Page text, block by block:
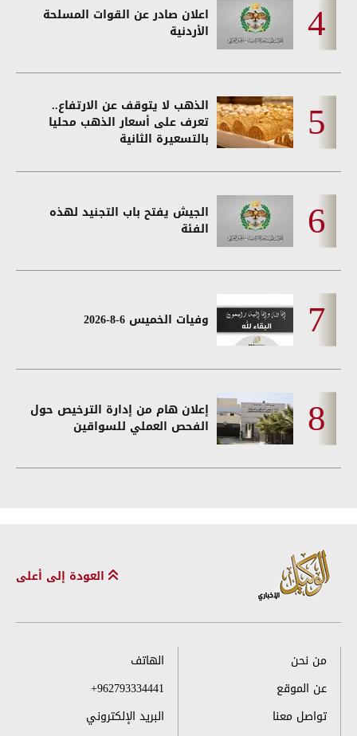
اعلان صادر عن القوات المسلحة
الأردنية
الذهب لا يتوقف عن الارتفاع..
تعرف على أسعار الذهب محليا
بالتسعيرة الثانية
الجيش يفتح باب التجنيد لهذه
الفئة
وفيات الخميس 6-8-2026
إعلان هام من إدارة الترخيص حول
الفحص العملي للسواقين
العودة إلى أعلى
من نحن
عن الموقع
تواصل معنا
الهاتف
+962793334441
البريد الإلكتروني